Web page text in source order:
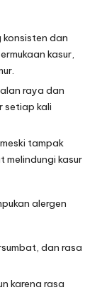
konsisten dan
kasur,
raya dan
setiap kali
tampak
kasur
alergen
dan rasa
karena rasa